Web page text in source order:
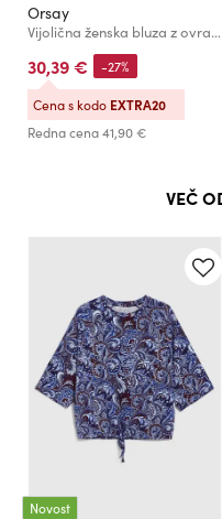
Orsay
Vijolična ženska bluza z ovratnikom ORSAY
30,39 €
Redna cena41,90 €
-27%
Cena s kodo EXTRA20
VEČ
Novost